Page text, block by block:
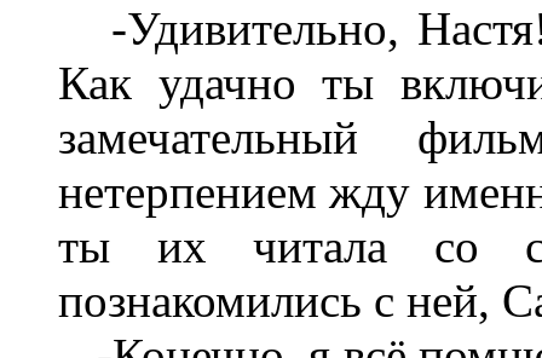
-Удивительно,
Как удачно ты
замечательный
нетерпением жду
ты их читала со
познакомились с ней,